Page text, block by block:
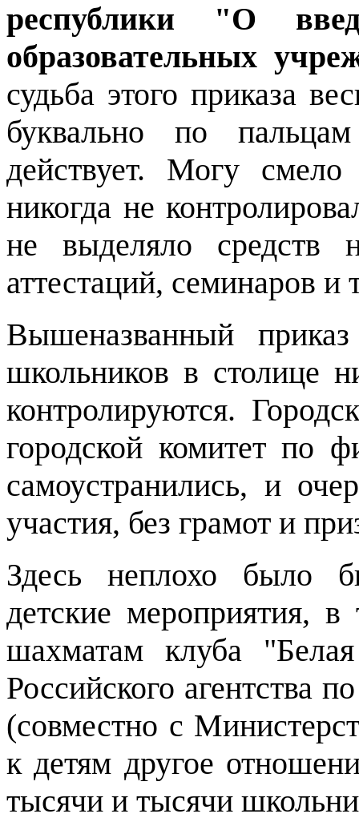
республики "О
образовательных
судьба этого приказа
буквально по
действует. Могу смело
никогда не
не выделяло средств
аттестаций, семинаров и
Вышеназванный
школьников в столице
контролируются.
городской комитет по
самоустранились, и
участия, без грамот и
Здесь неплохо было
детские мероприятия,
шахматам клуба
Российского агентства
(совместно с
к детям другое
тысячи и тысячи